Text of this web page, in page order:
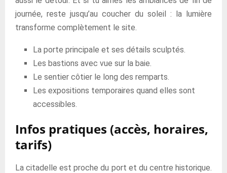
journée, reste jusqu’au coucher du soleil : la lumière
transforme complètement le site.
La porte principale et ses détails sculptés.
Les bastions avec vue sur la baie.
Le sentier côtier le long des remparts.
Les expositions temporaires quand elles sont
accessibles.
Infos pratiques (accès, horaires,
tarifs)
La citadelle est proche du port et du centre historique.